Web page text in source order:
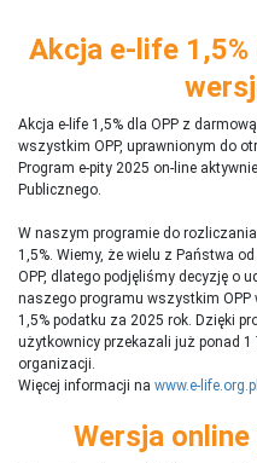
Akcja e-life 1,5%
Akcja e-life 1,5% dla OPP z
wszystkim OPP, uprawnionym do
Program e-pity 2025 on-line
Publicznego.
W naszym programie do
1,5%. Wiemy, że wielu z Państwa
OPP, dlatego podjęliśmy decyzję o
naszego programu wszystkim
1,5% podatku za 2025 rok. Dzięki
użytkownicy przekazali już ponad 1
organizacji.
Więcej informacji na www.e-life.org.pl
Wersja